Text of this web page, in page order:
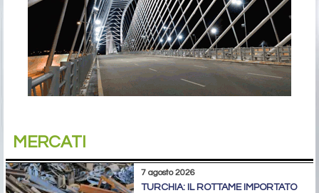
MERCATI
7 agosto 2026
TURCHIA: IL ROTTAME IMPORTATO